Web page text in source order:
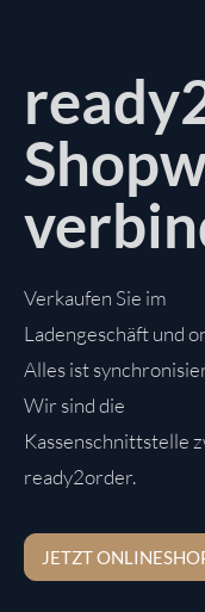
Verkaufen Sie im
Ladengeschäft und
Alles ist
Wir sind die
Kassenschnittstelle
ready2order.
JETZT